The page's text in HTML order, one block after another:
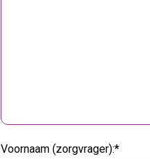
Voornaam (zorgvrager):